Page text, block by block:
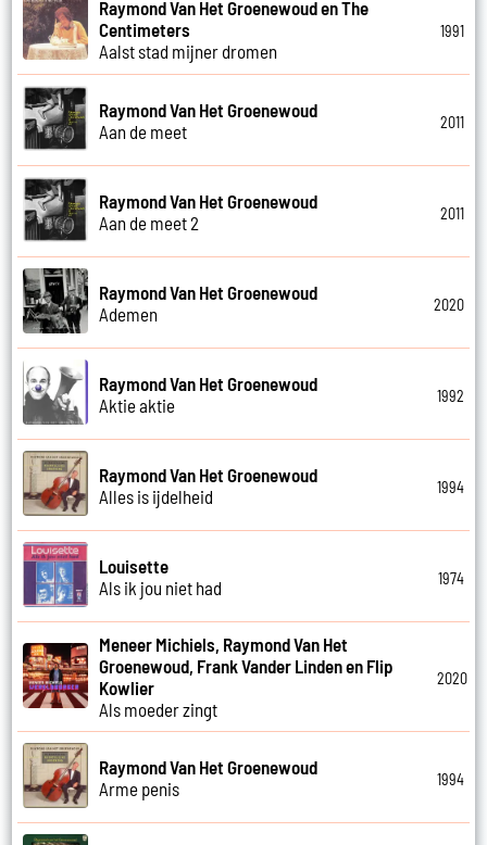
Raymond Van Het Groenewoud en The
Centimeters
Aalst stad mijner dromen
1991
Raymond Van Het Groenewoud
Aan de meet
2011
Raymond Van Het Groenewoud
Aan de meet 2
2011
Raymond Van Het Groenewoud
Ademen
2020
Raymond Van Het Groenewoud
Aktie aktie
1992
Raymond Van Het Groenewoud
Alles is ijdelheid
1994
Louisette
Als ik jou niet had
1974
Meneer Michiels, Raymond Van Het
Groenewoud, Frank Vander Linden en Flip
Kowlier
Als moeder zingt
2020
Raymond Van Het Groenewoud
Arme penis
1994